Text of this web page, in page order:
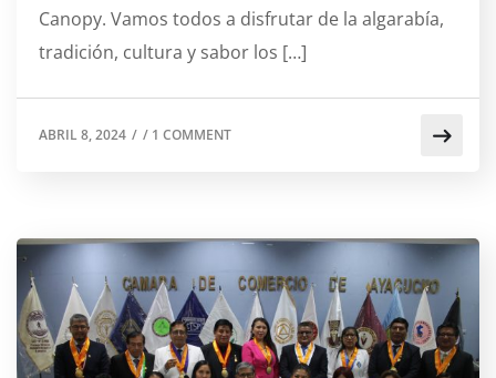
Canopy. Vamos todos a disfrutar de la algarabía,
tradición, cultura y sabor los […]
ABRIL 8, 2024 / / 1 COMMENT